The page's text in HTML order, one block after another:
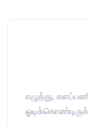
எழுத்து,